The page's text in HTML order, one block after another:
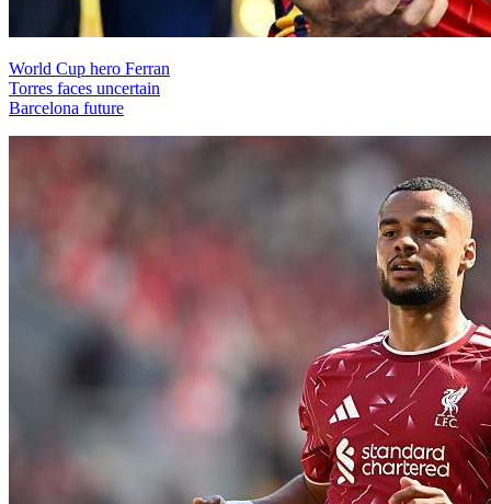
World Cup hero Ferran
Torres faces uncertain
Barcelona future